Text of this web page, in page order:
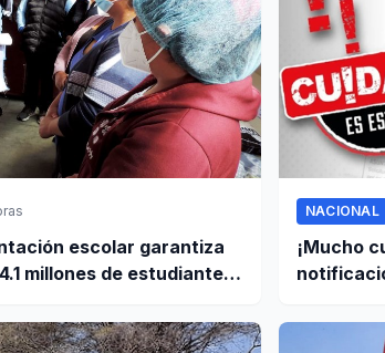
escolar garantiza
millones de estudiantes
NACIONAL
¡Mucho